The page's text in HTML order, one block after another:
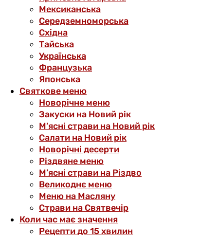
Мексиканська
Середземноморська
Східна
Тайська
Українська
Французька
Японська
Святкове меню
Новорічне меню
Закуски на Новий рік
М’ясні страви на Новий рік
Салати на Новий рік
Новорічні десерти
Різдвяне меню
М’ясні страви на Різдво
Великоднє меню
Меню на Масляну
Страви на Святвечір
Коли час має значення
Рецепти до 15 хвилин